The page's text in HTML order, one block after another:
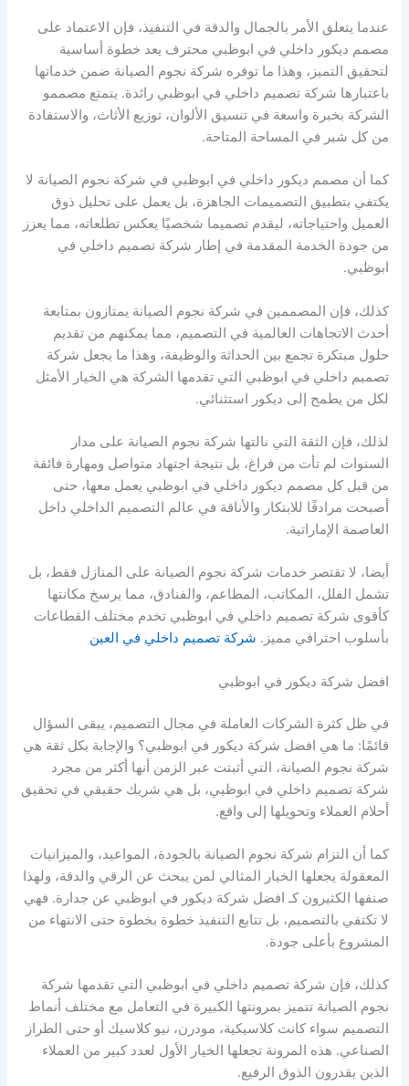
عندما يتعلق الأمر بالجمال والدقة في التنفيذ، فإن الاعتماد على
مصمم ديكور داخلي في ابوظبي محترف يعد خطوة أساسية
لتحقيق التميز، وهذا ما توفره شركة نجوم الصيانة ضمن خدماتها
باعتبارها شركة تصميم داخلي في ابوظبي رائدة. يتمتع مصممو
الشركة بخبرة واسعة في تنسيق الألوان، توزيع الأثاث، والاستفادة
من كل شبر في المساحة المتاحة.
كما أن مصمم ديكور داخلي في ابوظبي في شركة نجوم الصيانة لا
يكتفي بتطبيق التصميمات الجاهزة، بل يعمل على تحليل ذوق
العميل واحتياجاته، ليقدم تصميما شخصيًا يعكس تطلعاته، مما يعزز
من جودة الخدمة المقدمة في إطار شركة تصميم داخلي في
ابوظبي.
كذلك، فإن المصممين في شركة نجوم الصيانة يمتازون بمتابعة
أحدث الاتجاهات العالمية في التصميم، مما يمكنهم من تقديم
حلول مبتكرة تجمع بين الحداثة والوظيفة، وهذا ما يجعل شركة
تصميم داخلي في ابوظبي التي تقدمها الشركة هي الخيار الأمثل
لكل من يطمح إلى ديكور استثنائي.
لذلك، فإن الثقة التي نالتها شركة نجوم الصيانة على مدار
السنوات لم تأت من فراغ، بل نتيجة اجتهاد متواصل ومهارة فائقة
من قبل كل مصمم ديكور داخلي في ابوظبي يعمل معها، حتى
أصبحت مرادفًا للابتكار والأناقة في عالم التصميم الداخلي داخل
العاصمة الإماراتية.
أيضا، لا تقتصر خدمات شركة نجوم الصيانة على المنازل فقط، بل
تشمل الفلل، المكاتب، المطاعم، والفنادق، مما يرسخ مكانتها
كأقوى شركة تصميم داخلي في ابوظبي تخدم مختلف القطاعات
بأسلوب احترافي مميز. شركة تصميم داخلي في العين
افضل شركة ديكور في ابوظبي
في ظل كثرة الشركات العاملة في مجال التصميم، يبقى السؤال
قائمًا: ما هي افضل شركة ديكور في ابوظبي؟ والإجابة بكل ثقة هي
شركة نجوم الصيانة، التي أثبتت عبر الزمن أنها أكثر من مجرد
شركة تصميم داخلي في ابوظبي، بل هي شريك حقيقي في تحقيق
أحلام العملاء وتحويلها إلى واقع.
كما أن التزام شركة نجوم الصيانة بالجودة، المواعيد، والميزانيات
المعقولة يجعلها الخيار المثالي لمن يبحث عن الرقي والدقة، ولهذا
صنفها الكثيرون كـ افضل شركة ديكور في ابوظبي عن جدارة. فهي
لا تكتفي بالتصميم، بل تتابع التنفيذ خطوة بخطوة حتى الانتهاء من
المشروع بأعلى جودة.
كذلك، فإن شركة تصميم داخلي في ابوظبي التي تقدمها شركة
نجوم الصيانة تتميز بمرونتها الكبيرة في التعامل مع مختلف أنماط
التصميم سواء كانت كلاسيكية، مودرن، نيو كلاسيك أو حتى الطراز
الصناعي. هذه المرونة تجعلها الخيار الأول لعدد كبير من العملاء
الذين يقدرون الذوق الرفيع.